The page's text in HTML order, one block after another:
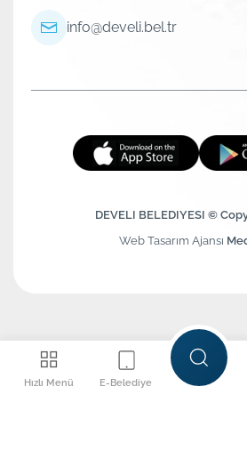
Hızlı Menü E-Belediye
info@develi.bel.tr
DEVELI BELEDIYESI ©
Web Tasarım Ajansı